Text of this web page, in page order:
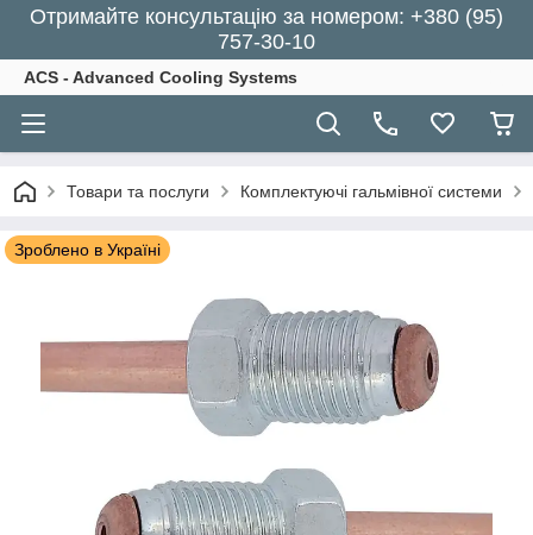
Отримайте консультацію за номером: +380 (95)
757-30-10
ACS - Advanced Cooling Systems
Товари та послуги Комплектуючі гальмівної системи
Зроблено в Україні